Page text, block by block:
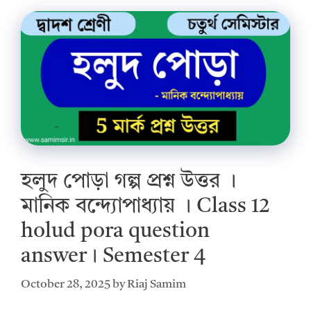
হলুদ পোড়া গল্প প্রশ্ন উত্তর ।
মানিক বন্দ্যোপাধ্যায় । Class 12
holud pora question
answer। Semester 4
October 28, 2025 byRiaj Samim